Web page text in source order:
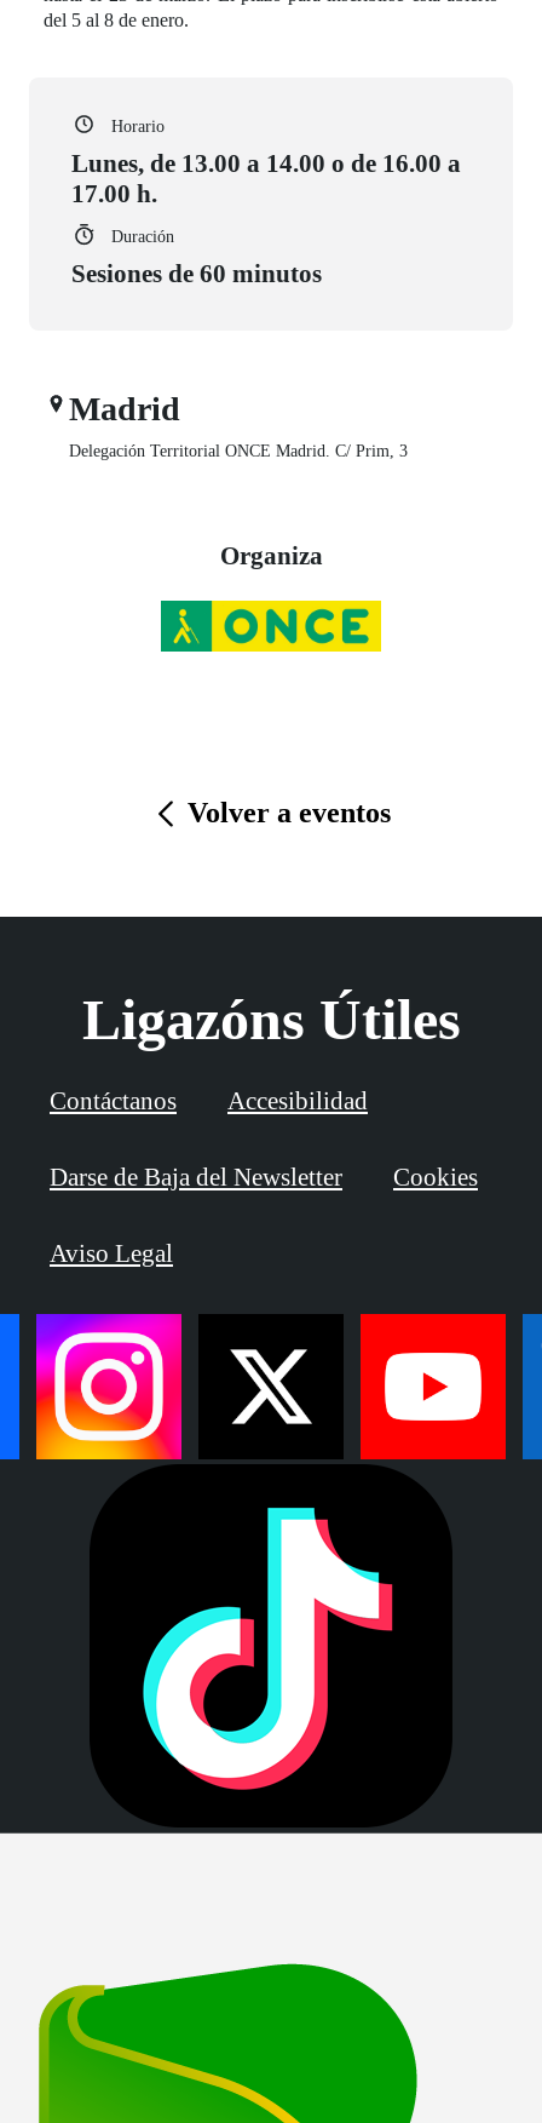
del 5 al 8 de enero.
Horario
Lunes, de 13.00 a 14.00 o de 16.00 a
17.00 h.
Duración
Sesiones de 60 minutos
Madrid
Delegación Territorial ONCE Madrid. C/ Prim, 3
Organiza
Volver a eventos
Ligazóns Útiles
Contáctanos Accesibilidad
Darse de Baja del Newsletter Cookies
Aviso Legal